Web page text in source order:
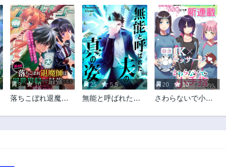
24話
3年前
23話
3年前
19話
3年前
18話
3年前
14話
3年前
13話
3年前
9話
3年前
8話
3年前
4話 3話
3 10
落ちこぼれ退魔師
強となる
25 5.5
無能と呼ばれた夫
20 10
さわらないで小手